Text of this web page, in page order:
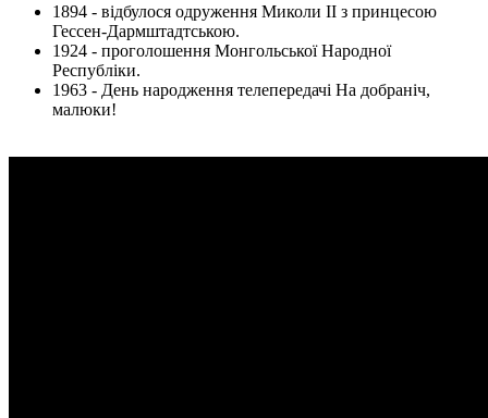
1894 - відбулося одруження Миколи II з принцесою
Гессен-Дармштадтською.
1924 - проголошення Монгольської Народної
Республіки.
1963 - День народження телепередачі На добраніч,
малюки!